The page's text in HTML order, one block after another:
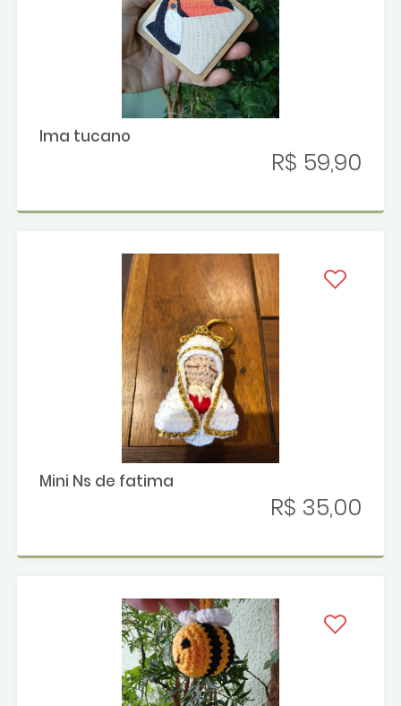
Ima tucano
R$ 59,90
Mini Ns de fatima
R$ 35,00